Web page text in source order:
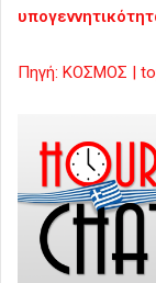
Πηγή: ΚΟΣΜΟΣ |